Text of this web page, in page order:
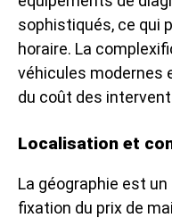
sophistiqués, ce qui
horaire. La
véhicules modernes
du coût des
Localisation et
La géographie est
fixation du prix de